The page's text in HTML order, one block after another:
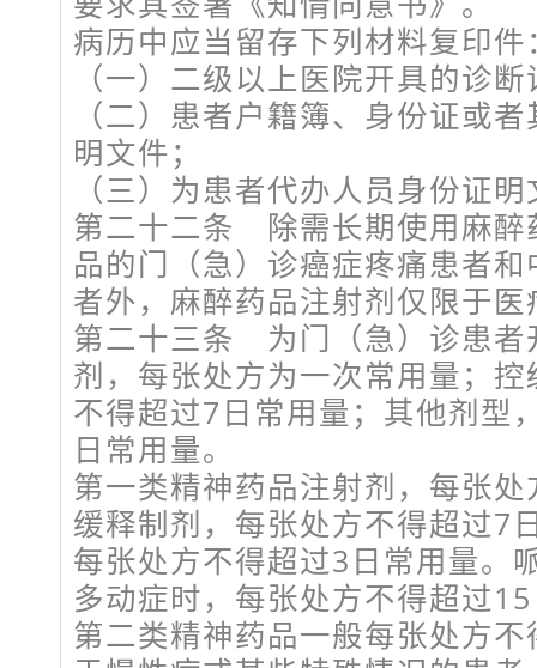
病历中应当留存下列材料复印件
（一）二级以上医院开具的诊
（二）患者户籍簿、身份证或
明文件；
（三）为患者代办人员身份证
第二十二条 除需长期使用麻醉
品的门（急）诊癌症疼痛患者
者外，麻醉药品注射剂仅限于
第二十三条 为门（急）诊患者
剂，每张处方为一次常用量；
不得超过7日常用量；其他剂型
日常用量。
第一类精神药品注射剂，每张
缓释制剂，每张处方不得超过7
每张处方不得超过3日常用量。
多动症时，每张处方不得超过
第二类精神药品一般每张处方